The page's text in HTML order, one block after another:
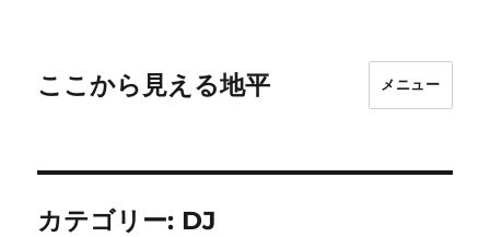
ここから見える地平 メニュー
カテゴリー: DJ